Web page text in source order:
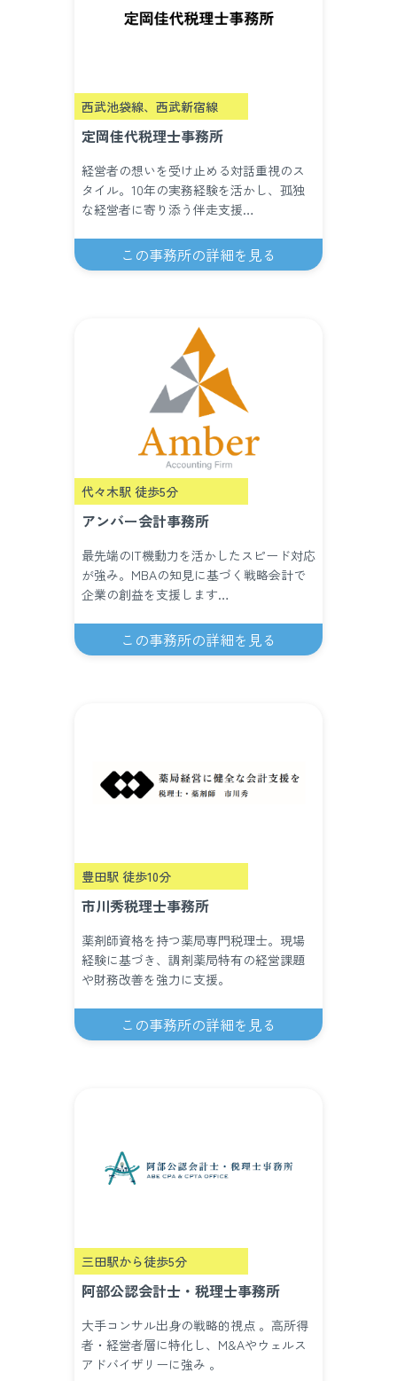
西武池袋線、西武新宿線
定岡佳代税理士事務所
経営者の想いを受け止める対話重視のス
タイル。10年の実務経験を活かし、孤独
な経営者に寄り添う伴走支援…
この事務所の詳細を見る
代々木駅 徒歩5分
アンバー会計事務所
最先端のIT機動力を活かしたスピード対応
が強み。MBAの知見に基づく戦略会計で
企業の創益を支援します…
この事務所の詳細を見る
豊田駅 徒歩10分
市川秀税理士事務所
薬剤師資格を持つ薬局専門税理士。現場
経験に基づき、調剤薬局特有の経営課題
や財務改善を強力に支援。
この事務所の詳細を見る
三田駅から徒歩5分
阿部公認会計士・税理士事務所
大手コンサル出身の戦略的視点 。高所得
者・経営者層に特化し、M&Aやウェルス
アドバイザリーに強み 。